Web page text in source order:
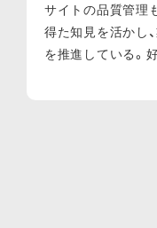
サイトの品質管理
得た知見を活かし
を推進している。